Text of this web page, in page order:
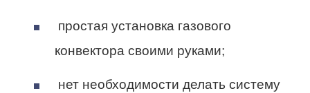
простая установка газового
конвектора своими руками;
нет необходимости делать систему